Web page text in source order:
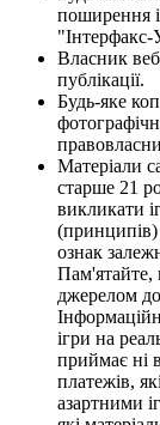
поширення
"Інтерфакс-
Власник
публікації.
Будь-яке
Матеріали
старше 21
викликати
(принципів)
ознак
Пам'ятайте,
джерелом
ігри на
приймає ні
платежів,
азартними